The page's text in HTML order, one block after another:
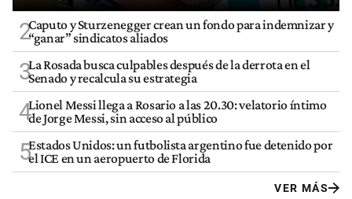
2Caputo y Sturzenegger crean un fondo para indemnizar y
“ganar” sindicatos aliados
3La Rosada busca culpables después de la derrota en el
Senado y recalcula su estrategia
4Lionel Messi llega a Rosario a las 20.30: velatorio íntimo
de Jorge Messi, sin acceso al público
5Estados Unidos: un futbolista argentino fue detenido por
el ICE en un aeropuerto de Florida
VER MÁS